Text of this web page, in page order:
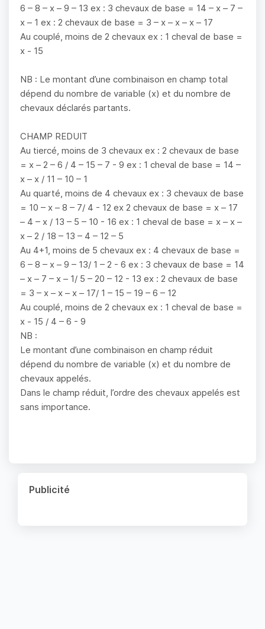
6 – 8 – x – 9 – 13 ex : 3 chevaux de base = 14 – x – 7 –
x – 1 ex : 2 chevaux de base = 3 – x – x – x – 17
Au couplé, moins de 2 chevaux ex : 1 cheval de base =
x - 15
NB : Le montant d’une combinaison en champ total
dépend du nombre de variable (x) et du nombre de
chevaux déclarés partants.
CHAMP REDUIT
Au tiercé, moins de 3 chevaux ex : 2 chevaux de base
= x – 2 – 6 / 4 – 15 – 7 - 9 ex : 1 cheval de base = 14 –
x – x / 11 – 10 – 1
Au quarté, moins de 4 chevaux ex : 3 chevaux de base
= 10 – x – 8 – 7/ 4 - 12 ex 2 chevaux de base = x – 17
– 4 – x / 13 – 5 – 10 - 16 ex : 1 cheval de base = x – x –
x – 2 / 18 – 13 – 4 – 12 – 5
Au 4+1, moins de 5 chevaux ex : 4 chevaux de base =
6 – 8 – x – 9 – 13/ 1 – 2 - 6 ex : 3 chevaux de base = 14
– x – 7 – x – 1/ 5 – 20 – 12 - 13 ex : 2 chevaux de base
= 3 – x – x – x – 17/ 1 – 15 – 19 – 6 – 12
Au couplé, moins de 2 chevaux ex : 1 cheval de base =
x - 15 / 4 – 6 - 9
NB :
Le montant d’une combinaison en champ réduit
dépend du nombre de variable (x) et du nombre de
chevaux appelés.
Dans le champ réduit, l’ordre des chevaux appelés est
sans importance.
Publicité